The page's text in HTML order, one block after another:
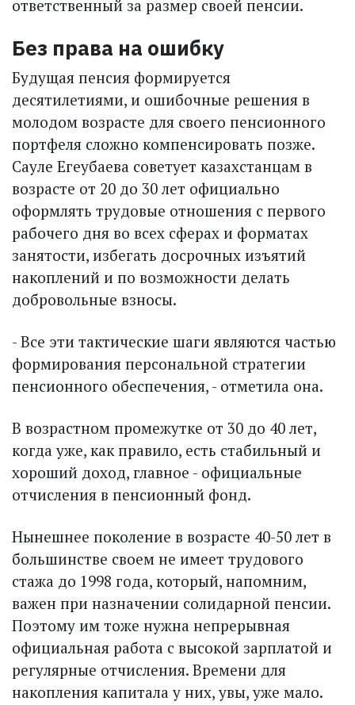
ответственный за размер своей пенсии.
Без права на ошибку
Будущая пенсия формируется
десятилетиями, и ошибочные решения в
молодом возрасте для своего пенсионного
портфеля сложно компенсировать позже.
Сауле Егеубаева советует казахстанцам в
возрасте от 20 до 30 лет официально
оформлять трудовые отношения с первого
рабочего дня во всех сферах и форматах
занятости, избегать досрочных изъятий
накоплений и по возможности делать
добровольные взносы.
- Все эти тактические шаги являются частью
формирования персональной стратегии
пенсионного обеспечения, - отметила она.
В возрастном промежутке от 30 до 40 лет,
когда уже, как правило, есть стабильный и
хороший доход, главное - официальные
отчисления в пенсионный фонд.
Нынешнее поколение в возрасте 40-50 лет в
большинстве своем не имеет трудового
стажа до 1998 года, который, напомним,
важен при назначении солидарной пенсии.
Поэтому им тоже нужна непрерывная
официальная работа с высокой зарплатой и
регулярные отчисления. Времени для
накопления капитала у них, увы, уже мало.